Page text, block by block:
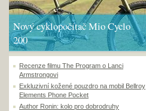
Nový cyklopočítač Mio Cyclo
200
Recenze filmu The Program o Lanci
Armstrongovi
Exkluzivní kožené pouzdro na mobil Bellroy
Elements Phone Pocket
Author Ronin: kolo pro dobrodruhy